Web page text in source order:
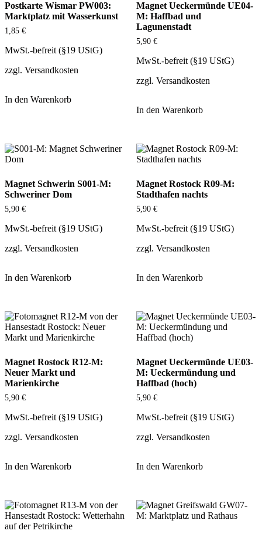
Postkarte Wismar PW003:
Marktplatz mit Wasserkunst
1,85 €
MwSt.-befreit (§19 UStG)
zzgl. Versandkosten
In den Warenkorb
Magnet Ueckermünde UE04-
M: Haffbad und
Lagunenstadt
5,90 €
MwSt.-befreit (§19 UStG)
zzgl. Versandkosten
In den Warenkorb
Magnet Schwerin S001-M:
Schweriner Dom
5,90 €
MwSt.-befreit (§19 UStG)
zzgl. Versandkosten
In den Warenkorb
Magnet Rostock R09-M:
Stadthafen nachts
5,90 €
MwSt.-befreit (§19 UStG)
zzgl. Versandkosten
In den Warenkorb
Magnet Rostock R12-M:
Neuer Markt und
Marienkirche
5,90 €
MwSt.-befreit (§19 UStG)
zzgl. Versandkosten
In den Warenkorb
Magnet Ueckermünde UE03-
M: Ueckermündung und
Haffbad (hoch)
5,90 €
MwSt.-befreit (§19 UStG)
zzgl. Versandkosten
In den Warenkorb